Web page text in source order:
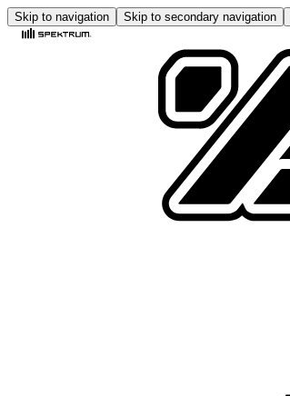
Skip to navigation Skip to secondary navigation